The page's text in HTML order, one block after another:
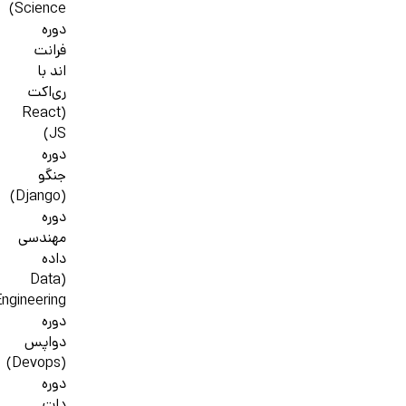
Science)
دوره
فرانت
اند با
ری‌اکت
(React
JS)
دوره
جنگو
(Django)
دوره
مهندسی
داده
(Data
دوره
دواپس
(Devops)
دوره